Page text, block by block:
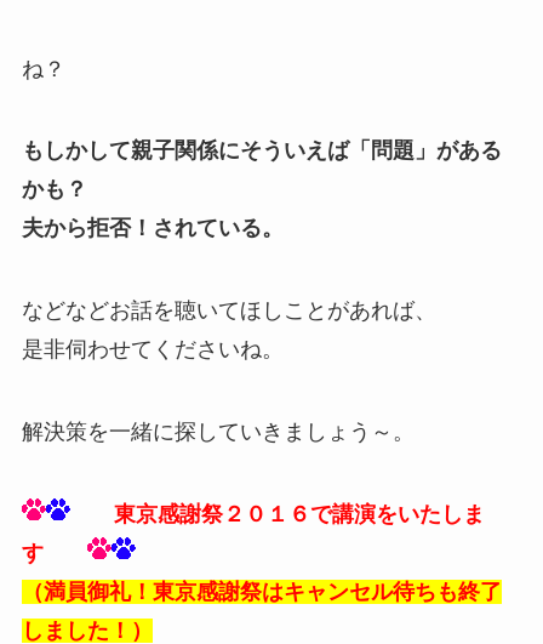
ね？
もしかして親子関係にそういえば「問題」がある
かも？
夫から拒否！されている。
などなどお話を聴いてほしことがあれば、
是非伺わせてくださいね。
解決策を一緒に探していきましょう～。
東京感謝祭２０１６で講演をいたしま
す
（満員御礼！東京感謝祭はキャンセル待ちも終了
しました！）